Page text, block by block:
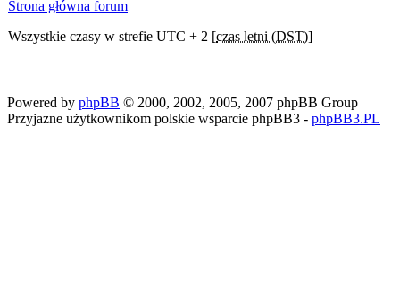
Strona główna forum
Wszystkie czasy w strefie UTC + 2 [czas letni (DST)]
Powered by phpBB © 2000, 2002, 2005, 2007 phpBB Group
Przyjazne użytkownikom polskie wsparcie phpBB3 - phpBB3.PL